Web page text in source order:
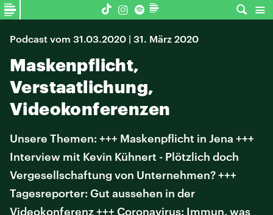
Podcast vom 31.03.2020 | 31. März 2020
Maskenpflicht,
Verstaatlichung,
Videokonferenzen
Unsere Themen: +++ Maskenpflicht in Jena +++
Interview mit Kevin Kühnert - Plötzlich doch
Vergesellschaftung von Unternehmen? +++
Tagesreporter: Gut aussehen in der
Videokonferenz +++ Coronavirus: Immun, was